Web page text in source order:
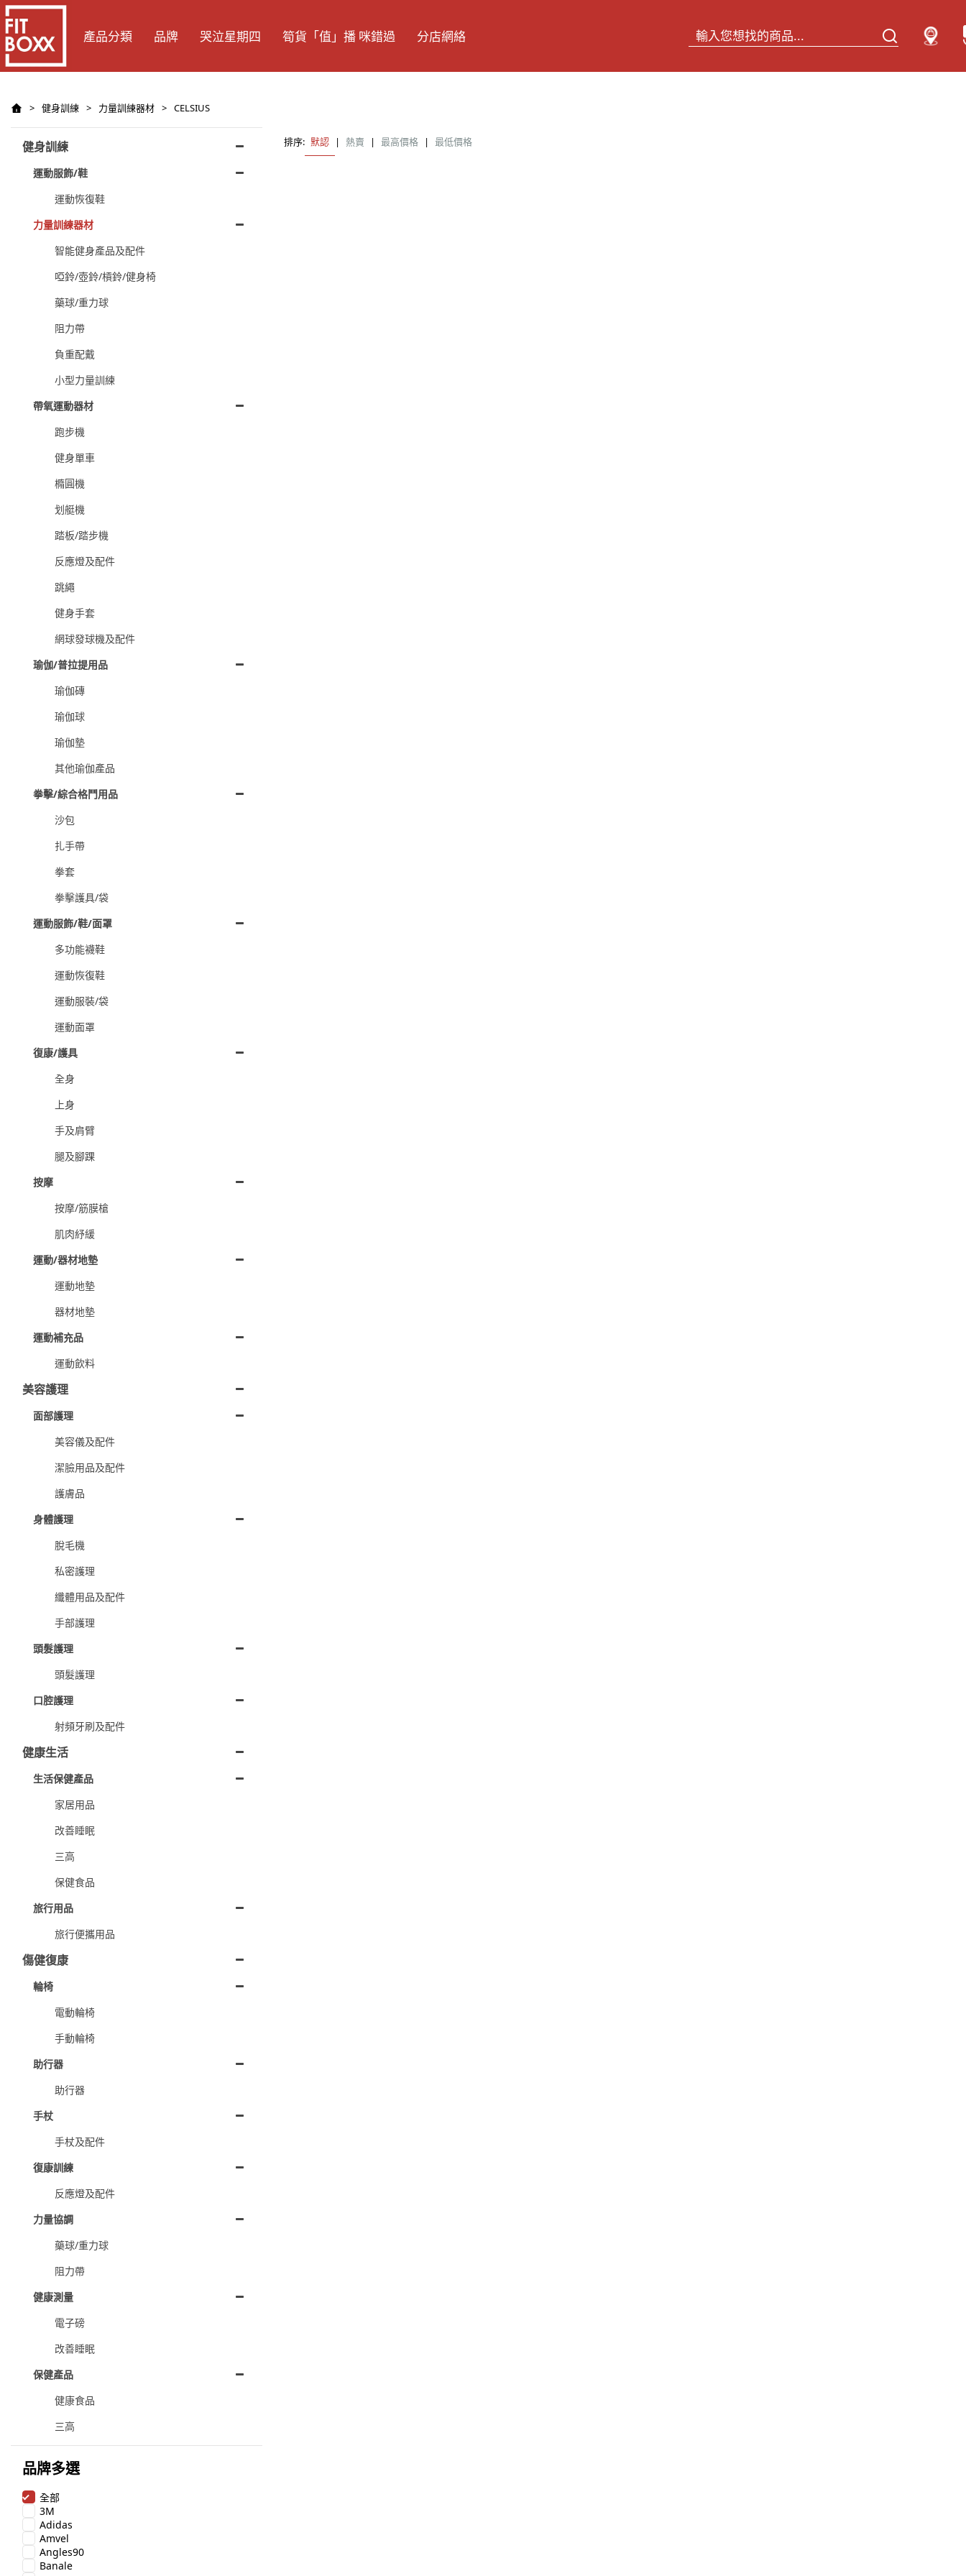
產品分類 品牌 哭泣星期四 筍貨「值」播 咪錯過 分店網絡
> 健身訓練 > 力量訓練器材 > CELSIUS
健身訓練
運動服飾/鞋
運動恢復鞋
力量訓練器材
智能健身產品及配件
啞鈴/壺鈴/槓鈴/健身椅
藥球/重力球
阻力帶
負重配戴
小型力量訓練
帶氧運動器材
跑步機
健身單車
橢圓機
划艇機
踏板/踏步機
反應燈及配件
跳繩
健身手套
網球發球機及配件
瑜伽/普拉提用品
瑜伽磚
瑜伽球
瑜伽墊
其他瑜伽產品
拳擊/綜合格鬥用品
沙包
扎手帶
拳套
拳擊護具/袋
運動服飾/鞋/面罩
多功能襪鞋
運動恢復鞋
運動服裝/袋
運動面罩
復康/護具
全身
上身
手及肩臂
腿及腳踝
按摩
按摩/筋膜槍
肌肉紓緩
運動/器材地墊
運動地墊
器材地墊
運動補充品
運動飲料
美容護理
面部護理
美容儀及配件
潔臉用品及配件
護膚品
身體護理
脫毛機
私密護理
纖體用品及配件
手部護理
頭髮護理
頭髮護理
口腔護理
射頻牙刷及配件
健康生活
生活保健產品
家居用品
改善睡眠
三高
保健食品
旅行用品
旅行便攜用品
傷健復康
輪椅
電動輪椅
手動輪椅
助行器
助行器
手杖
手杖及配件
復康訓練
反應燈及配件
力量協調
藥球/重力球
阻力帶
健康測量
電子磅
改善睡眠
保健產品
健康食品
三高
品牌多選
全部
3M
Adidas
Amvel
Angles90
Banale
排序: 默認 | 熱賣 | 最高價格 | 最低價格